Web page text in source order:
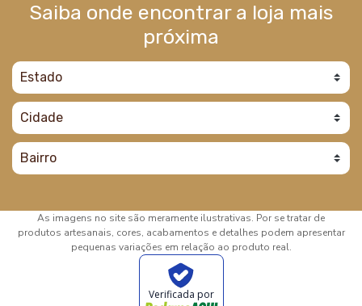
Saiba onde encontrar a loja mais
próxima
As imagens no site são meramente ilustrativas. Por se tratar de
produtos artesanais, cores, acabamentos e detalhes podem apresentar
pequenas variações em relação ao produto real.
Verificada por